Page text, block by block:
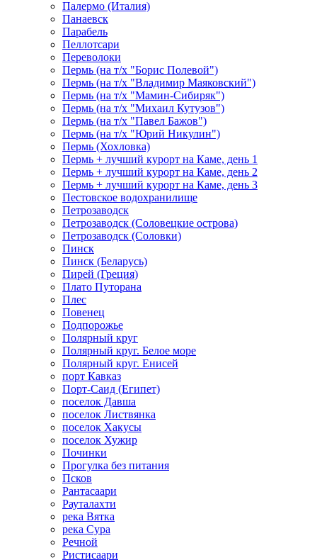
Палермо (Италия)
Панаевск
Парабель
Пеллотсари
Переволоки
Пермь (на т/х "Борис Полевой")
Пермь (на т/х "Владимир Маяковский")
Пермь (на т/х "Мамин-Сибиряк")
Пермь (на т/х "Михаил Кутузов")
Пермь (на т/х "Павел Бажов")
Пермь (на т/х "Юрий Никулин")
Пермь (Хохловка)
Пермь + лучший курорт на Каме, день 1
Пермь + лучший курорт на Каме, день 2
Пермь + лучший курорт на Каме, день 3
Пестовское водохранилище
Петрозаводск
Петрозаводск (Соловецкие острова)
Петрозаводск (Соловки)
Пинск
Пинск (Беларусь)
Пирей (Греция)
Плато Путорана
Плес
Повенец
Подпорожье
Полярный круг
Полярный круг. Белое море
Полярный круг. Енисей
порт Кавказ
Порт-Саид (Египет)
поселок Давша
поселок Листвянка
поселок Хакусы
поселок Хужир
Починки
Прогулка без питания
Псков
Рантасаари
Рауталахти
река Вятка
река Сура
Речной
Ристисаари